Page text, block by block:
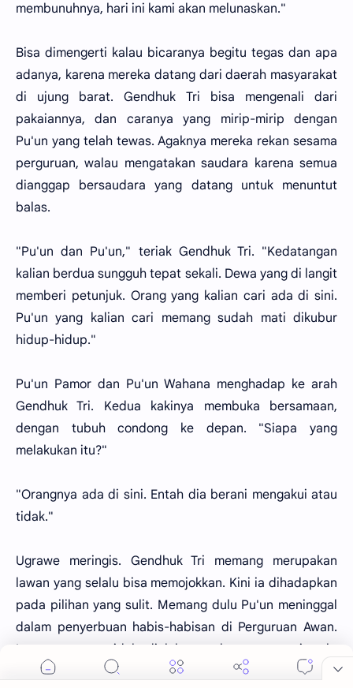
membunuhnya, hari ini kami akan melunaskan."
Bisa dimengerti kalau bicaranya begitu tegas dan apa
adanya, karena mereka datang dari daerah masyarakat
di ujung barat. Gendhuk Tri bisa mengenali dari
pakaiannya, dan caranya yang mirip-mirip dengan
Pu'un yang telah tewas. Agaknya mereka rekan sesama
perguruan, walau mengatakan saudara karena semua
dianggap bersaudara yang datang untuk menuntut
balas.
"Pu'un dan Pu'un," teriak Gendhuk Tri. "Kedatangan
kalian berdua sungguh tepat sekali. Dewa yang di langit
memberi petunjuk. Orang yang kalian cari ada di sini.
Pu'un yang kalian cari memang sudah mati dikubur
hidup-hidup."
Pu'un Pamor dan Pu'un Wahana menghadap ke arah
Gendhuk Tri. Kedua kakinya membuka bersamaan,
dengan tubuh condong ke depan. "Siapa yang
melakukan itu?"
"Orangnya ada di sini. Entah dia berani mengakui atau
tidak."
Ugrawe meringis. Gendhuk Tri memang merupakan
lawan yang selalu bisa memojokkan. Kini ia dihadapkan
pada pilihan yang sulit. Memang dulu Pu'un meninggal
dalam penyerbuan habis-habisan di Perguruan Awan.
Langsung atau tidak, dialah yang bertanggung jawab.
Untuk menghadapi Ngabehi Pandu saja harus